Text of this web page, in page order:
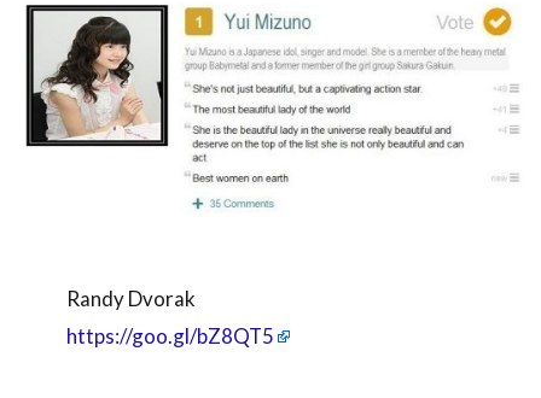
Randy Dvorak
https://goo.gl/bZ8QT5